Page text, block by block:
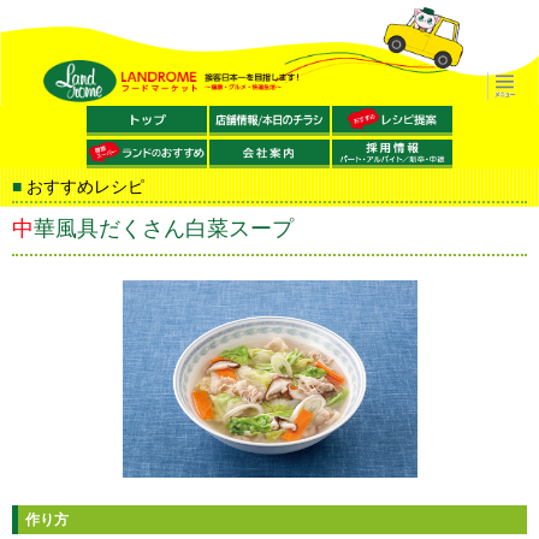
おすすめレシピ
中華風具だくさん白菜スープ
作り方